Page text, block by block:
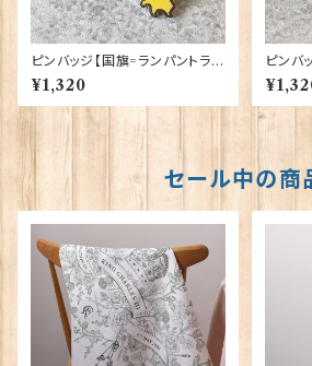
ピンバッジ【国旗=ランパントライ
オンシェイプ】Tradition 9004
0-T1293
¥1,320
ピンバ
セール中の商